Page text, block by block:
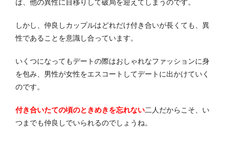
ば、他の異性に目移りして破局を迎えてしまうのです。
しかし、仲良しカップルはどれだけ付き合いが長くても、異
性であることを意識し合っています。
いくつになってもデートの際はおしゃれなファッションに身
を包み、男性が女性をエスコートしてデートに出かけていく
のです。
付き合いたての頃のときめきを忘れない二人だからこそ、い
つまでも仲良しでいられるのでしょうね。